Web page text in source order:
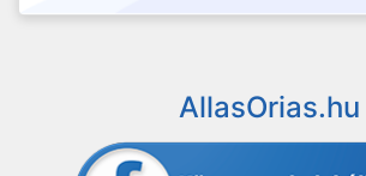
AllasOrias.hu